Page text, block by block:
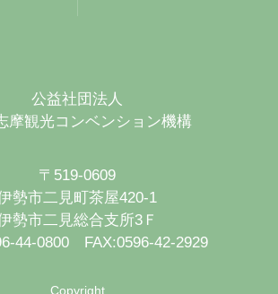
公益社団法人
摩観光コンベンション機構
〒519-0609
勢市二見町茶屋420-1
勢市二見総合支所3Ｆ
44-0800 FAX:0596-42-2929
Copyright